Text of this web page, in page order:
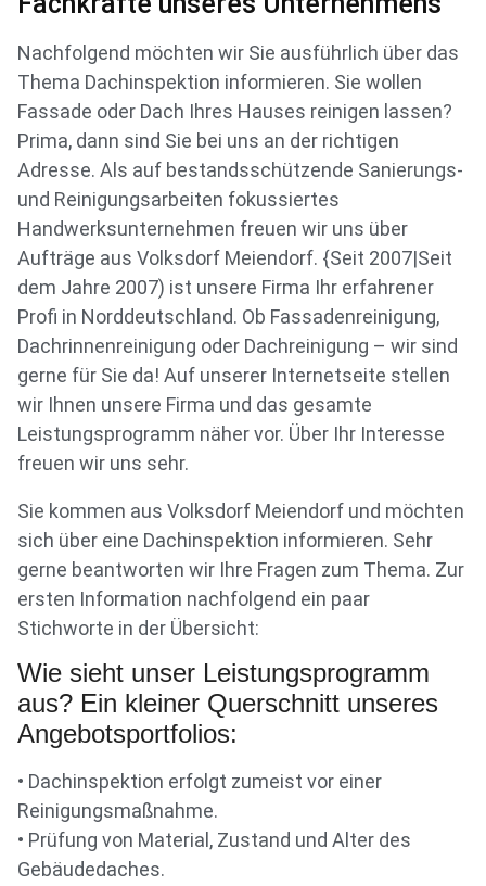
Nachfolgend möchten wir Sie ausführlich über das
Thema Dachinspektion informieren. Sie wollen
Fassade oder Dach Ihres Hauses reinigen lassen?
Prima, dann sind Sie bei uns an der richtigen
Adresse. Als auf bestandsschützende Sanierungs-
und Reinigungsarbeiten fokussiertes
Handwerksunternehmen freuen wir uns über
Aufträge aus Volksdorf Meiendorf. {Seit 2007|Seit
dem Jahre 2007) ist unsere Firma Ihr erfahrener
Profi in Norddeutschland. Ob Fassadenreinigung,
Dachrinnenreinigung oder Dachreinigung – wir sind
gerne für Sie da! Auf unserer Internetseite stellen
wir Ihnen unsere Firma und das gesamte
Leistungsprogramm näher vor. Über Ihr Interesse
freuen wir uns sehr.
Sie kommen aus Volksdorf Meiendorf und möchten
sich über eine Dachinspektion informieren. Sehr
gerne beantworten wir Ihre Fragen zum Thema. Zur
ersten Information nachfolgend ein paar
Stichworte in der Übersicht:
Wie sieht unser Leistungsprogramm
aus? Ein kleiner Querschnitt unseres
Angebotsportfolios:
• Dachinspektion erfolgt zumeist vor einer
Reinigungsmaßnahme.
• Prüfung von Material, Zustand und Alter des
Gebäudedaches.